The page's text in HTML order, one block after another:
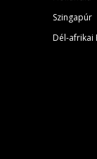
Szingapúr
Dél-afrikai